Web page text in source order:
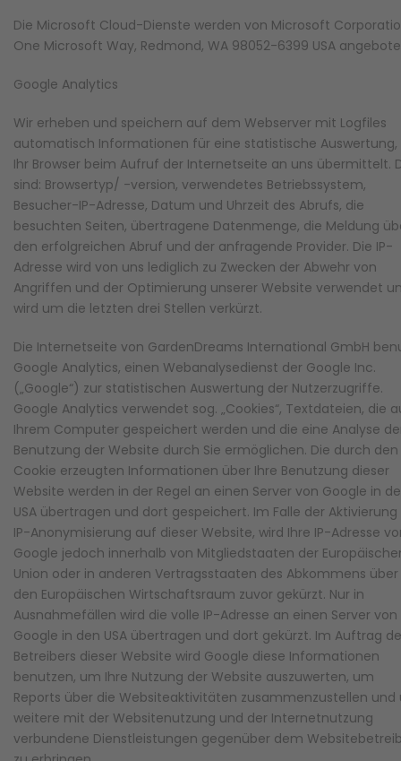
Die Microsoft Cloud-Dienste werden von Microsoft
One Microsoft Way, Redmond, WA 98052-6399 USA
Google Analytics
Wir erheben und speichern auf dem Webserver mit Logfiles
automatisch Informationen für eine statistische Auswertung,
Ihr Browser beim Aufruf der Internetseite an uns übermittelt.
sind: Browsertyp/ -version, verwendetes Betriebssystem,
Besucher-IP-Adresse, Datum und Uhrzeit des Abrufs, die
besuchten Seiten, übertragene Datenmenge, die Meldung
den erfolgreichen Abruf und der anfragende Provider. Die IP-
Adresse wird von uns lediglich zu Zwecken der Abwehr von
Angriffen und der Optimierung unserer Website verwendet
wird um die letzten drei Stellen verkürzt.
Die Internetseite von GardenDreams International GmbH
Google Analytics, einen Webanalysedienst der Google Inc.
(„Google“) zur statistischen Auswertung der Nutzerzugriffe.
Google Analytics verwendet sog. „Cookies“, Textdateien, die
Ihrem Computer gespeichert werden und die eine Analyse
Benutzung der Website durch Sie ermöglichen. Die durch den
Cookie erzeugten Informationen über Ihre Benutzung dieser
Website werden in der Regel an einen Server von Google in
USA übertragen und dort gespeichert. Im Falle der Aktivierung
IP-Anonymisierung auf dieser Website, wird Ihre IP-Adresse
Google jedoch innerhalb von Mitgliedstaaten der
Union oder in anderen Vertragsstaaten des Abkommens über
den Europäischen Wirtschaftsraum zuvor gekürzt. Nur in
Ausnahmefällen wird die volle IP-Adresse an einen Server von
Google in den USA übertragen und dort gekürzt. Im Auftrag
Betreibers dieser Website wird Google diese Informationen
benutzen, um Ihre Nutzung der Website auszuwerten, um
Reports über die Websiteaktivitäten zusammenzustellen und
weitere mit der Websitenutzung und der Internetnutzung
verbundene Dienstleistungen gegenüber dem